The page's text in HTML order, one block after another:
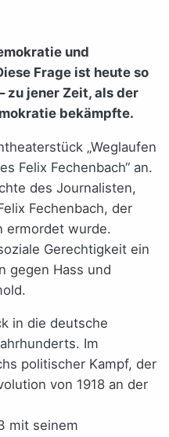
und
Frage ist heute so
zu jener Zeit, als der
bekämpfte.
„Weglaufen
Felix Fechenbach“ an.
des Journalisten,
Fechenbach, der
ermordet wurde.
Gerechtigkeit ein
gegen Hass und
in die deutsche
Im
politischer Kampf, der
von 1918 an der
mit seinem